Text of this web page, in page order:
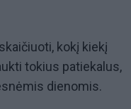
kokį kiekį
tokius patiekalus,
dienomis.